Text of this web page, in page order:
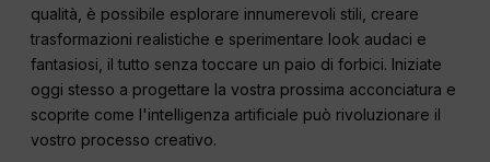
qualità, è possibile esplorare innumerevoli stili, creare
trasformazioni realistiche e sperimentare look audaci e
fantasiosi, il tutto senza toccare un paio di forbici. Iniziate
oggi stesso a progettare la vostra prossima acconciatura e
scoprite come l'intelligenza artificiale può rivoluzionare il
vostro processo creativo.